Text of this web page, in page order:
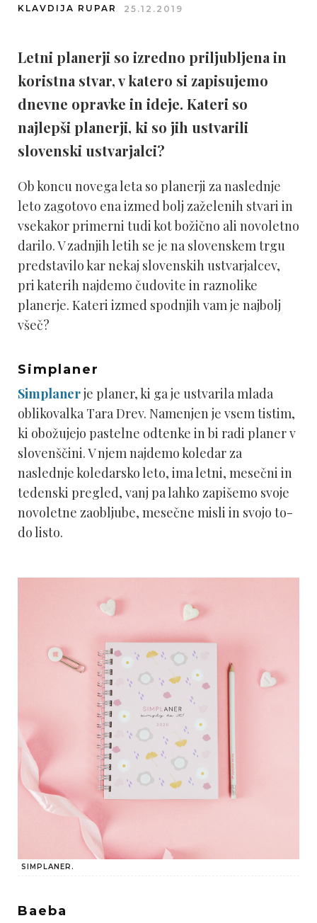
KLAVDIJA RUPAR 25.12.2019
Letni planerji so izredno priljubljena in
koristna stvar, v katero si zapisujemo
dnevne opravke in ideje. Kateri so
najlepši planerji, ki so jih ustvarili
slovenski ustvarjalci?
Ob koncu novega leta so planerji za naslednje
leto zagotovo ena izmed bolj zaželenih stvari in
vsekakor primerni tudi kot božično ali novoletno
darilo. V zadnjih letih se je na slovenskem trgu
predstavilo kar nekaj slovenskih ustvarjalcev,
pri katerih najdemo čudovite in raznolike
planerje. Kateri izmed spodnjih vam je najbolj
všeč?
Simplaner
Simplanerje planer, ki ga je ustvarila mlada
oblikovalka Tara Drev. Namenjen je vsem tistim,
ki obožujejo pastelne odtenke in bi radi planer v
slovenščini. V njem najdemo koledar za
naslednje koledarsko leto, ima letni, mesečni in
tedenski pregled, vanj pa lahko zapišemo svoje
novoletne zaobljube, mesečne misli in svojo to-
do listo.
SIMPLANER.
Baeba